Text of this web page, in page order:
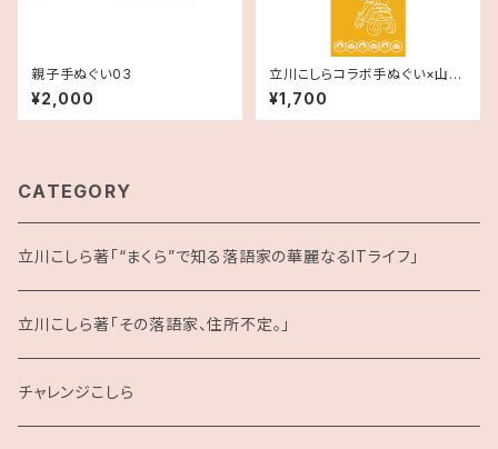
親子手ぬぐい03
¥2,000
立川こしらコラボ手ぬぐい×山田
松月堂
¥1,700
CATEGORY
立川こしら著「“まくら”で知る落語家の華麗なるITライフ」
立川こしら著「その落語家、住所不定。」
チャレンジこしら